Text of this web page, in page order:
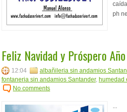
ph
Feliz Navidad y Próspero
12:04 albañileria sin andamios
fontaneria sin andamios Santander, humedad
No comments
...